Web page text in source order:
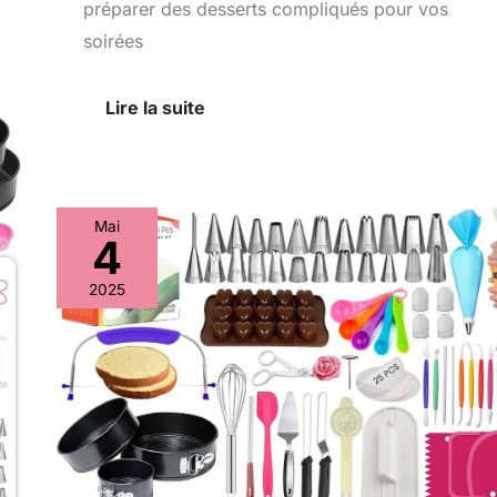
préparer des desserts compliqués pour vos
soirées
Lire la suite
Mai
4
2025
Test
:
rFAQK
kit
de
décoration
700
pièces
pour
pâtisserie
créative